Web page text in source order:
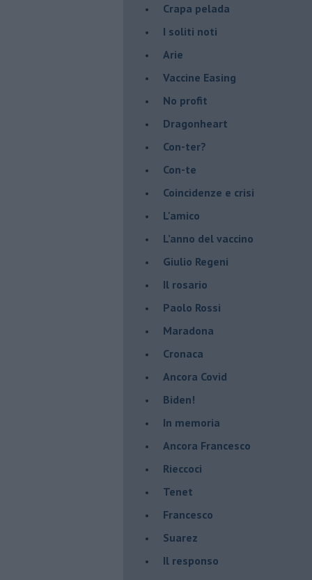
​Crapa pelada
​I soliti noti
Arie
​Vaccine Easing
No profit
Dragonheart
Con-ter?
​Con-te
Coincidenze e crisi
L'amico
​L’anno del vaccino
Giulio Regeni
​Il rosario
Paolo Rossi
Maradona
Cronaca
​Ancora Covid
​Biden!
In memoria
​Ancora Francesco
Rieccoci
Tenet
Francesco
Suarez
​Il responso